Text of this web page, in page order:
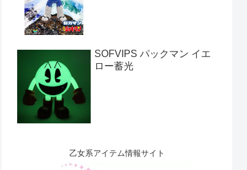
SOFVIPS パックマン イエ
ロー蓄光
乙女系アイテム情報サイト